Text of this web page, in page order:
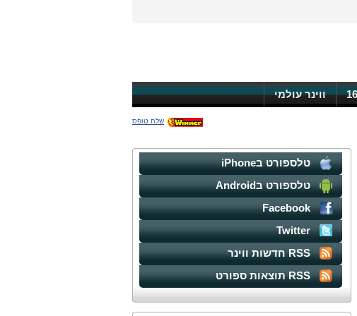
ווינר עולמי
שלח טופס
טלספורט בiPhone
טלספורט בAndroid
Facebook
Twitter
RSS חדשות ווינר
RSS תוצאות ספורט